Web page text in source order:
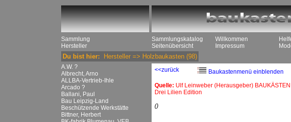
Sammlung
Hersteller
Sammlungskatalog
Seitenübersicht
Willkommen
Impressum
Du bist hier: Hersteller=> Holzbaukasten(98)
A.W. ?
Albrecht, Arno
ALLBA-Vertrieb-Ihle
Arcado ?
Ballani, Paul
Bau Leipzig-Land
Beschützende Werkstätte
Bittner, Herbert
<<zurück
Baukastenmenü einblenden
Quelle: Ulf Leinweber (Herausgeber)
Drei Lilien Edition
()